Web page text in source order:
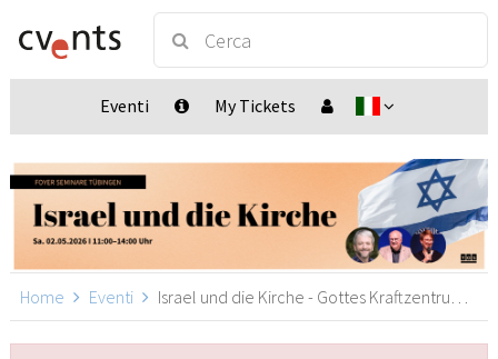
Eventi My Tickets
Home Eventi Israel und die Kirche - Gottes Kraftzentrum in dieser Zeit, Tübingen